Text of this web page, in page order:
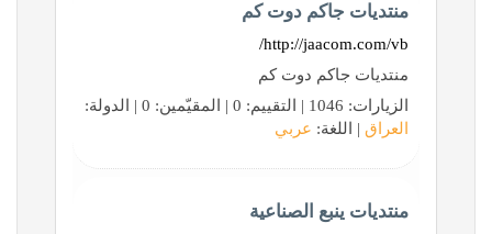
منتديات جاكم دوت كم
http://jaacom.com/vb/
منتديات جاكم دوت كم
الزيارات: 1046 | التقييم: 0 | المقيّمين: 0 | الدولة:
العراق | اللغة: عربي
منتديات ينبع الصناعية